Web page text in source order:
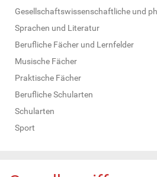
Gesellschaftswissenschaftliche und
Sprachen und Literatur
Berufliche Fächer und Lernfelder
Musische Fächer
Praktische Fächer
Berufliche Schularten
Schularten
Sport